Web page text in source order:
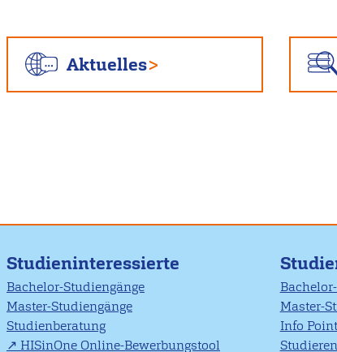
Aktuelles
Studieninteressierte
Bachelor-Studiengänge
Master-Studiengänge
Studienberatung
HISinOne Online-Bewerbungstool
Master-
Info Point